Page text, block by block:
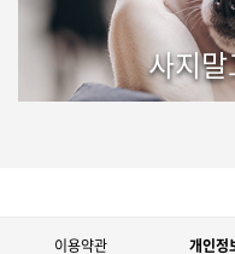
사지
이용약관 개인정